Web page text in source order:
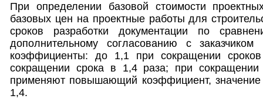
При определении базовой стоимости
базовых цен на проектные работы для
сроков разработки документации по
дополнительному согласованию с
коэффициенты: до 1,1 при сокращении
сокращении срока в 1,4 раза; при
применяют повышающий коэффициент, значение
1,4.